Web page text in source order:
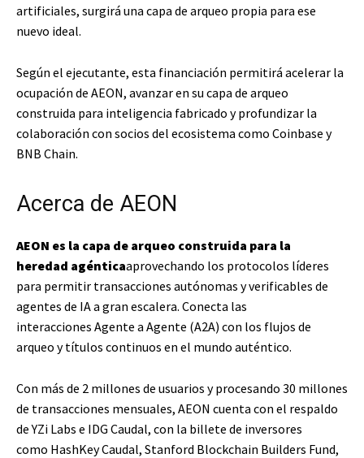
artificiales, surgirá una capa de arqueo propia para ese
nuevo ideal.
Según el ejecutante, esta financiación permitirá acelerar la
ocupación de AEON, avanzar en su capa de arqueo
construida para inteligencia fabricado y profundizar la
colaboración con socios del ecosistema como Coinbase y
BNB Chain.
Acerca de AEON
AEON es la capa de arqueo construida para la
heredad agénticaaprovechando los protocolos líderes
para permitir transacciones autónomas y verificables de
agentes de IA a gran escalera. Conecta las
interacciones Agente a Agente (A2A) con los flujos de
arqueo y títulos continuos en el mundo auténtico.
Con más de 2 millones de usuarios y procesando 30 millones
de transacciones mensuales, AEON cuenta con el respaldo
de YZi Labs e IDG Caudal, con la billete de inversores
como HashKey Caudal, Stanford Blockchain Builders Fund,